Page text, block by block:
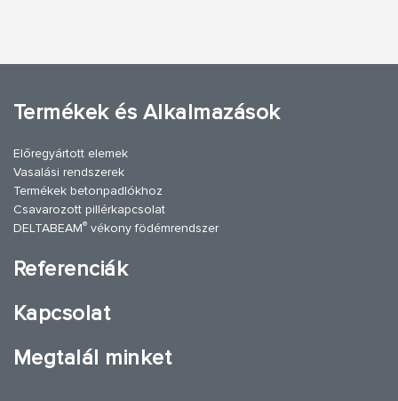
Termékek és Alkalmazások
Előregyártott elemek
Vasalási rendszerek
Termékek betonpadlókhoz
Csavarozott pillérkapcsolat
DELTABEAM® vékony födémrendszer
Referenciák
Kapcsolat
Megtalál minket